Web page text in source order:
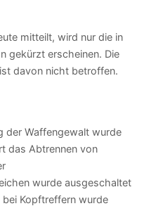
mitteilt, wird nur die in
gekürzt erscheinen. Die
davon nicht betroffen.
der Waffengewalt wurde
das Abtrennen von
wurde ausgeschaltet
Kopftreffern wurde